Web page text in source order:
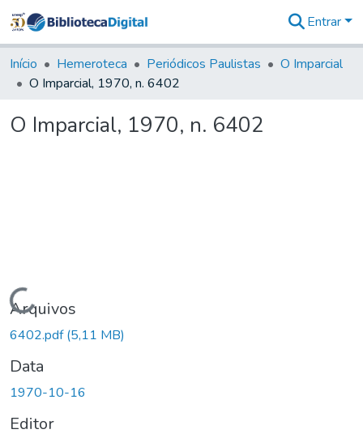
&
Coleções
Tudo na
Digital
Entrar
Início Hemeroteca Periódicos Paulistas
O Imparcial
O Imparcial, 1970, n. 6402
O Imparcial, 1970, n. 6402
Carregando...
Arquivos
6402.pdf(5,11 MB)
Data
1970-10-16
Editor